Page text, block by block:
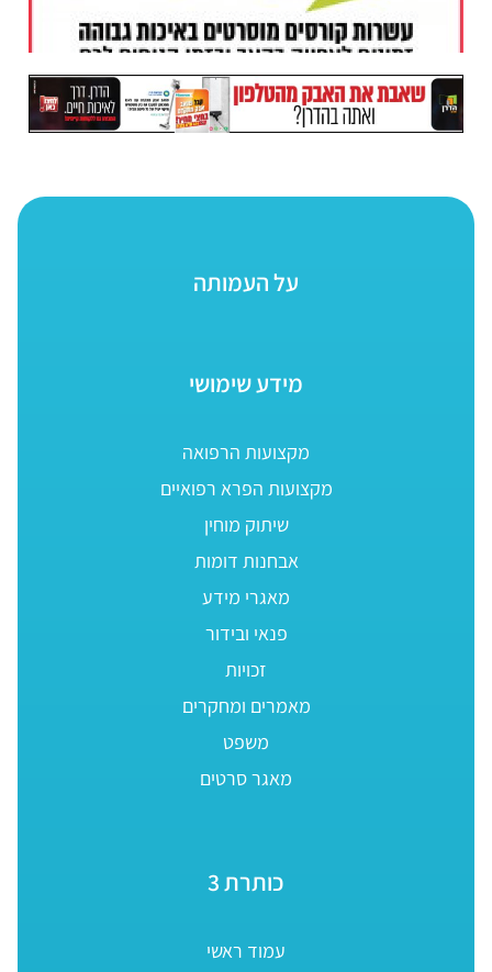
על העמותה
מידע שימושי
מקצועות הרפואה
מקצועות הפרא רפואיים
שיתוק מוחין
אבחנות דומות
מאגרי מידע
פנאי ובידור
זכויות
מאמרים ומחקרים
משפט
מאגר סרטים
כותרת 3
עמוד ראשי